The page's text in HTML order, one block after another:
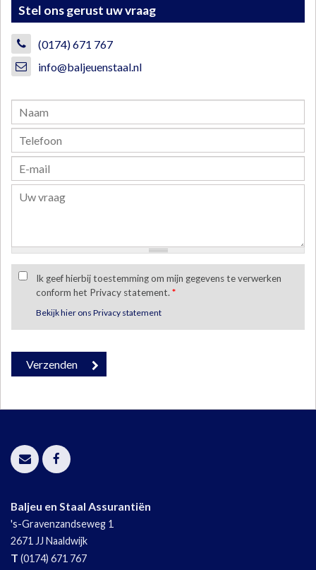
Stel ons gerust uw vraag
(0174) 671 767
info@baljeuenstaal.nl
Ik geef hierbij toestemming om mijn gegevens te verwerken
conform het Privacy statement. *
Bekijk hier ons Privacy statement
Baljeu en Staal Assurantiën
's-Gravenzandseweg 1
2671 JJ Naaldwijk
T (0174) 671 767